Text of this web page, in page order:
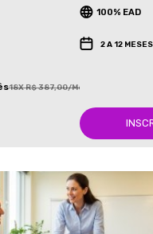
100% EAD
2 A 12 MESES
18X R$ 387,00/Mês